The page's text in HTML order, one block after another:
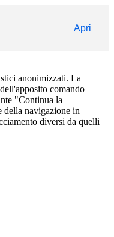
Apri
anonimizzati. La
comando
"Continua la
della navigazione in
diversi da quelli